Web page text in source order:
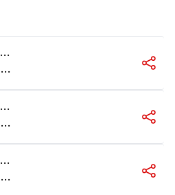
SIX SAME FACES ～今夜は最高!!!!!!～
V
OICE by イヤミ feat.おそ松×カラ松×チョロ松×一松×十四松×トド松 (cv.鈴村健一、櫻井孝宏、中村悠一、神谷浩史、福山 潤、小野大輔、入野自由)
SIX SAME FACES ～今夜は最高!!!!!!～(おそ松 ver.)
V
OICE by イヤミ feat.おそ松×カラ松×チョロ松×一松×十四松×トド松 (cv.鈴村健一、櫻井孝宏、中村悠一、神谷浩史、福山 潤、小野大輔、入野自由)
SIX SAME FACES ～今夜は最高!!!!!!～(一松 ver.)
V
OICE by イヤミ feat.おそ松×カラ松×チョロ松×一松×十四松×トド松 (cv.鈴村健一、櫻井孝宏、中村悠一、神谷浩史、福山 潤、小野大輔、入野自由)